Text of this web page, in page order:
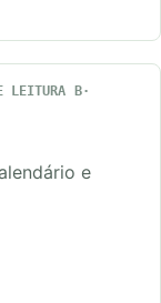
LEITURA
e